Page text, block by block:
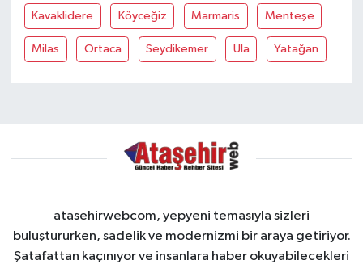
Kavaklidere Köyceğiz Marmaris Menteşe
Milas Ortaca Seydikemer Ula Yatağan
atasehirwebcom, yepyeni temasıyla sizleri
buluştururken, sadelik ve modernizmi bir araya getiriyor.
Şatafattan kaçınıyor ve insanlara haber okuyabilecekleri